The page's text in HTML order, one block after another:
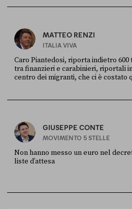
MATTEO RENZI
ITALIA VIVA
Caro Piantedosi, riporta indietro
tra finanzieri e carabinieri, riportali
centro dei migranti, che ci è costato
GIUSEPPE CONTE
MOVIMENTO 5 STELLE
Non hanno messo un euro nel
liste d’attesa